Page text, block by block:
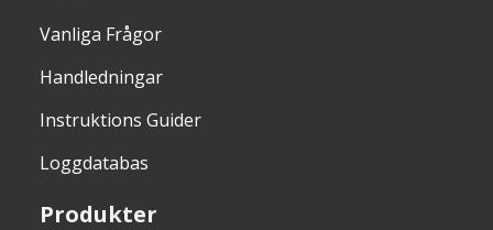
Vanliga Frågor
Handledningar
Instruktions Guider
Loggdatabas
Produkter